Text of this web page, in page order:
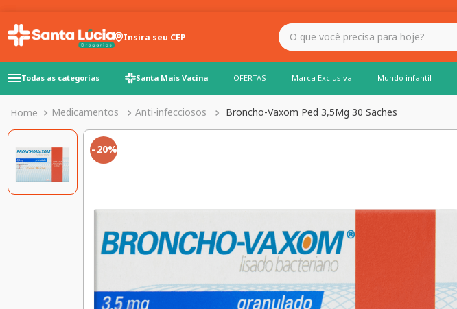
Insira seu CEP
O que você precisa para hoje?
Todas as categorias Santa Mais Vacina OFERTAS Marca Exclusiva Mundo infantil
Medicamentos Anti-infecciosos Broncho-Vaxom Ped 3,5Mg 30 Saches
20%